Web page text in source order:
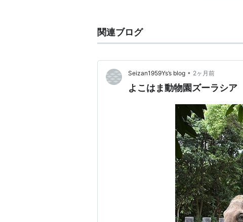
になった。発案者は不明。
詳しい分布などは、ＵＲＬを参照のこと
名前から間違った想像をする人もいる
関連ブログ
Seizan1959Ys’s blog • 2ヶ月前
よこはま動物園ズーラシ